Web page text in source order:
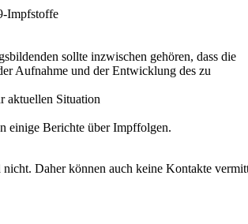
Impfstoffe
sollte inzwischen gehören, dass die
Aufnahme und der Entwicklung des zu
aktuellen Situation
einige Berichte über Impffolgen.
Daher können auch keine Kontakte